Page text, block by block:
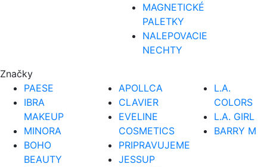
MAGNETICKÉ
PALETKY
NALEPOVACIE
NECHTY
Značky
PAESE
IBRA
MAKEUP
MINORA
BOHO
BEAUTY
APOLLCA
CLAVIER
EVELINE
COSMETICS
PRIPRAVUJEME
JESSUP
L.A.
COLORS
L.A. GIRL
BARRY M